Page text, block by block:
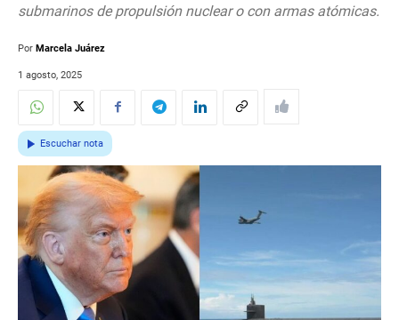
submarinos de propulsión nuclear o con armas atómicas.
Por Marcela Juárez
1 agosto, 2025
Escuchar nota